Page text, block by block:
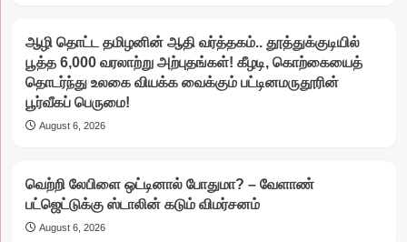
ஆழி தொட்ட தமிழனின் ஆதி வர்த்தகம்.. தூத்துக்குடியில்
பூத்த 6,000 வரலாற்று அற்புதங்கள்! கீழடி, கொற்கையைத்
தொடர்ந்து உலகை வியக்க வைக்கும் பட்டினமருதூரின்
பூர்வீகப் பெருமை!
August 6, 2026
வெற்றி லேபிளை ஒட்டினால் போதுமா? – வேளாண்
பட்ஜெட்டுக்கு ஸ்டாலின் கடும் விமர்சனம்
August 6, 2026